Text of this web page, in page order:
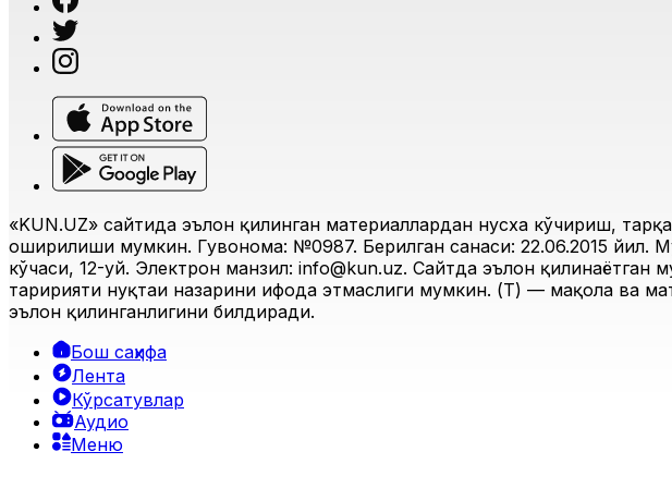
«KUN.UZ» сайтида эълон қилинган материаллардан нусха кўчириш,
оширилиши мумкин. Гувоҳнома: №0987. Берилган санаси: 22.06.2015 йил.
кўчаси, 12-уй. Электрон манзил: info@kun.uz. Сайтда эълон қилинаётган
таҳририяти нуқтаи назарини ифода этмаслиги мумкин. (Т) — мақола ва
эълон қилинганлигини билдиради.
Бош саҳифа
Лента
Кўрсатувлар
Аудио
Меню